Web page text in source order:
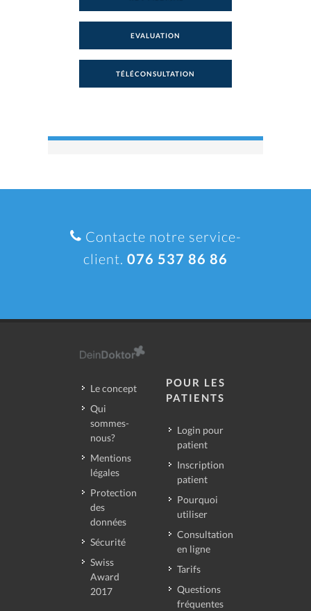
EVALUATION
TÉLÉCONSULTATION
Contacte notre service-
client. 076 537 86 86
Le concept
Qui
sommes-
nous?
Mentions
légales
Protection
des
données
Sécurité
Swiss
Award
2017
POUR LES
PATIENTS
Login pour
patient
Inscription
patient
Pourquoi
utiliser
Consultation
en ligne
Tarifs
Questions
fréquentes